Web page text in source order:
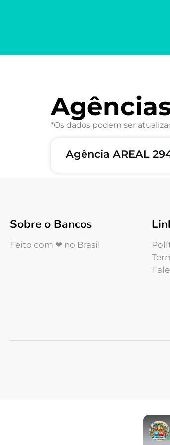
*Os dados podem ser
Agência AREAL
Sobre o Bancos
Feito com ❤ no Brasil